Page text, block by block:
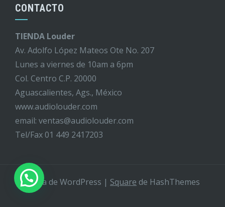
CONTACTO
TIENDA Louder
Av. Adolfo López Mateos Ote No. 207
Lunes a viernes de 10am a 6pm
Col. Centro C.P. 20000
Aguascalientes, Ags., México
www.audiolouder.com
email: ventas@audiolouder.com
Tel/Fax 01 449 2417203
Tema de WordPress | Square de HashThemes